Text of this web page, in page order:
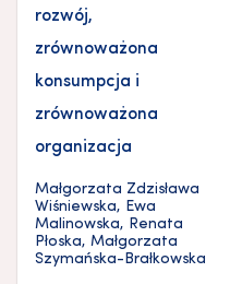
rozwój,
zrównoważona
konsumpcja i
zrównoważona
organizacja
Małgorzata Zdzisława
Wiśniewska, Ewa
Malinowska, Renata
Płoska, Małgorzata
Szymańska-Brałkowska